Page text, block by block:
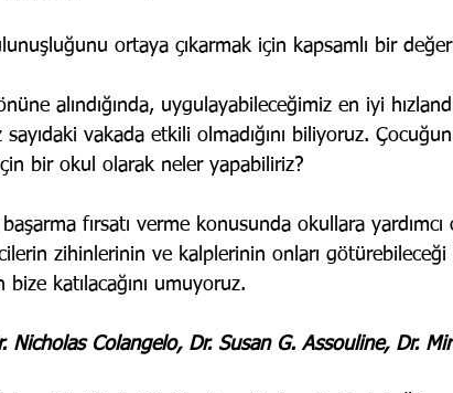
ortaya çıkarmak için kapsamlı bir
alındığında, uygulayabileceğimiz en iyi
sayıdaki vakada etkili olmadığını biliyoruz.
bir okul olarak neler yapabiliriz?
fırsatı verme konusunda okullara yardımcı
zihinlerinin ve kalplerinin onları götürebileceği
katılacağını umuyoruz.
Nicholas Colangelo, Dr. Susan G. Assouline, Dr.